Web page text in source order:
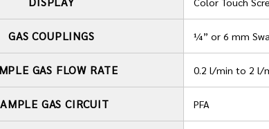
GAS COUPLINGS ¼” or 6 mm
GAS FLOW RATE 0.2 l/min to 2 l/
GAS CIRCUIT PFA